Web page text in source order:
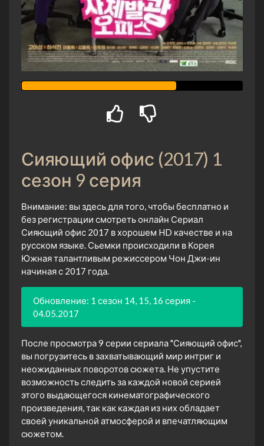
Сияющий офис (2017) 1
сезон 9 серия
Внимание: вы здесь для того, чтобы бесплатно и
без регистрации смотреть онлайн Сериал
Сияющий офис 2017 в хорошем HD качестве и на
русском языке. Сьемки происходили в Корея
Южная талантливым режиссером Чон Джи-ин
начиная с 2017 года.
Обновление: 1 сезон 14, 15, 16 серия -
04.05.2017
После просмотра 9 серии сериала "Сияющий офис",
вы погрузитесь в захватывающий мир интриг и
неожиданных поворотов сюжета. Не упустите
возможность следить за каждой новой серией
этого выдающегося кинематографического
произведения, так как каждая из них обладает
своей уникальной атмосферой и впечатляющим
сюжетом.